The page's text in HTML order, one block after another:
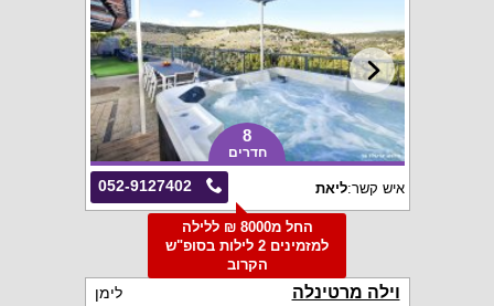
8
חדרים
052-9127402 איש קשר:ליאת
החל מ8000 ₪ ללילה
למזמינים 2 לילות בסופ"ש
הקרוב
וילה מרטינלה לימן